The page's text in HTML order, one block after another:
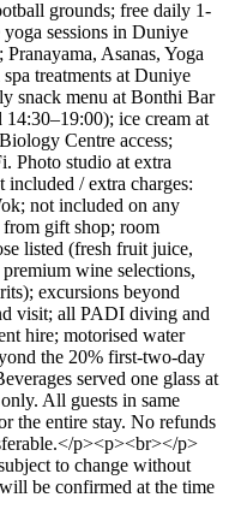
grounds; free daily 1-
sessions in Duniye
Asanas, Yoga
treatments at Duniye
snack menu at Bonthi Bar
ice cream at
Centre access;
Photo studio at extra
/ extra charges:
not included on any
gift shop; room
listed (fresh fruit juice,
wine selections,
excursions beyond
visit; all PADI diving and
hire; motorised water
the 20% first-two-day
served one glass at
All guests in same
the entire stay. No refunds
p><p><br></p>
to change without
be confirmed at the time